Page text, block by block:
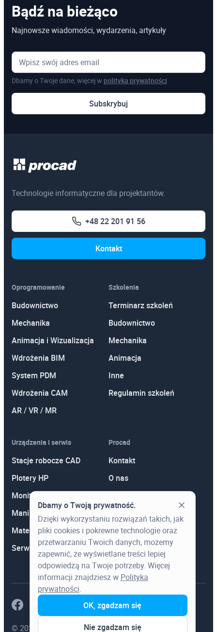
Bądź na bieżąco
Najnowsze wiadomości, wydarzenia, artykuły
Dbamy o Twoje dane, więcej w polityka prywatności
Subskrybuj
Technologie informatyczne dla projektantów.
+48 22 201 91 56
Kontakt
Oprogramowanie
Budownictwo
Mechanika
Animacja i Wizualizacja
Wdrożenia BIM
System PDM
Wdrożenia CAM
AR / VR / MR
Szkolenia
Terminarz szkoleń
Budownictwo
Mechanika
Animacja
Inne
Regulamin szkoleń
Urządzenia i serwis
Stacje robocze CAD
Plotery HP
Monitory
Manipulatory 3D
Materiały eksploatacyjne
Serwis
Procad
Kontakt
O nas
Aktualności
Wiedza
© 2023 Procad. Wszystkie prawa zastrzeżone.
Dbamy o Twoją prywatność.
Dzięki wykorzystaniu rozwiązań takich, jak
pliki cookies i pokrewne technologie oraz
przetwarzaniu Twoich danych, możemy
zapewnić, że wyświetlane treści lepiej
odpowiedzą na Twoje potrzeby. Więcej
informacji znajdziesz w Polityka
prywatności.
Nie zgadzam się
OK, zgadzam się